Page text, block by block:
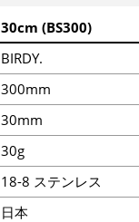
30cm (BS300)
BIRDY.
300mm
30mm
30g
18-8 ステンレス
日本